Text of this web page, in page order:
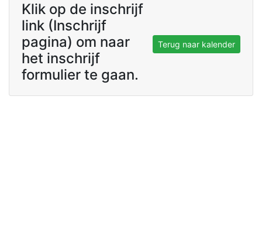
Klik op de inschrijf
link (Inschrijf
pagina) om naar
het inschrijf
formulier te gaan.
Terug naar kalender